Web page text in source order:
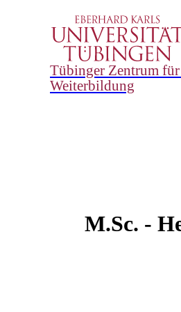
Tübinger Zentrum
Weiterbildung
M.Sc. -